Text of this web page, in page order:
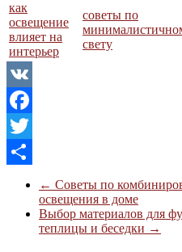
как
освещение
влияет на
интерьер
советы по
свету
VK
Facebook
Twitter
Отправить
← Советы по
освещения в доме
Выбор материалов для
теплицы и беседки →